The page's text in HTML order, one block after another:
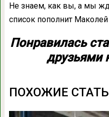
Не знаем, как вы, а мы
список пополнит
Понравилась
друзьями
ПОХОЖИЕ